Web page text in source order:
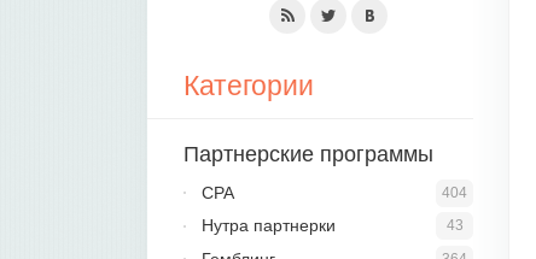
Категории
Партнерские программы
404
CPA
43
Нутра партнерки